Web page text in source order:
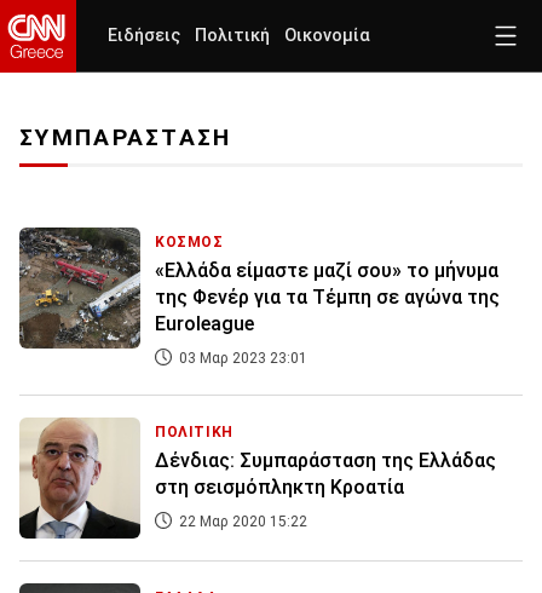
Ειδήσεις Πολιτική Οικονομία
ΣΥΜΠΑΡΑΣΤΑΣΗ
ΚΟΣΜΟΣ
«Ελλάδα είμαστε μαζί σου» το μήνυμα
της Φενέρ για τα Τέμπη σε αγώνα της
Euroleague
03 Μαρ 2023 23:01
ΠΟΛΙΤΙΚΗ
Δένδιας: Συμπαράσταση της Ελλάδας
στη σεισμόπληκτη Κροατία
22 Μαρ 2020 15:22